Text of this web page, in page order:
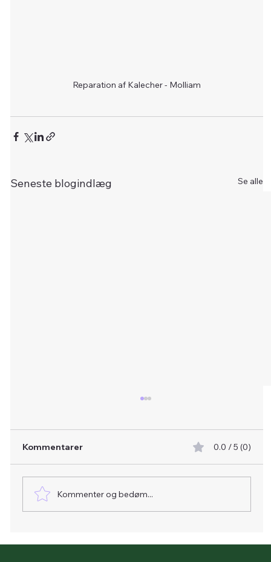
Reparation af Kalecher - Molliam
Seneste blogindlæg Se alle
Kommentarer 0.0 / 5 (0)
Kommenter og bedøm...